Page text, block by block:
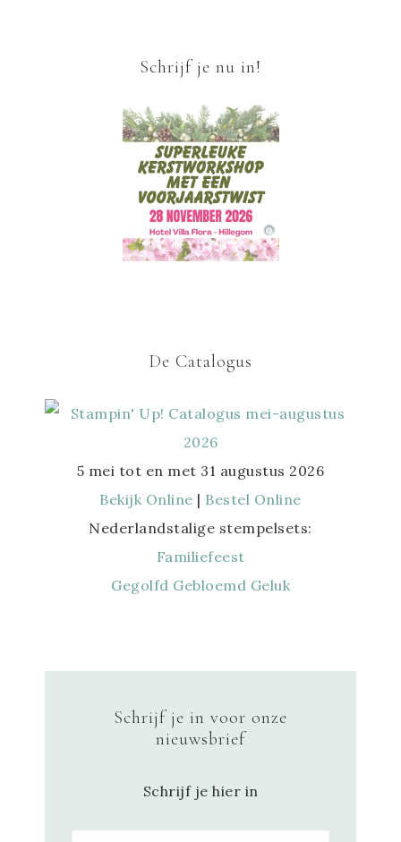
Schrijf je nu in!
De Catalogus
5 mei tot en met 31 augustus 2026
Bekijk Online | Bestel Online
Nederlandstalige stempelsets:
Familiefeest
Gegolfd Gebloemd Geluk
Schrijf je in voor onze
nieuwsbrief
Schrijf je hier in